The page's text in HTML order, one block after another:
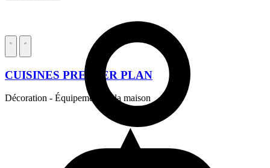
CUISINES PREMIER PLAN
Décoration - Équipement de la maison